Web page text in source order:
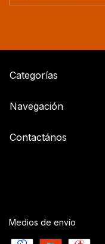
Categorías
Navegación
Contactános
Medios de envío